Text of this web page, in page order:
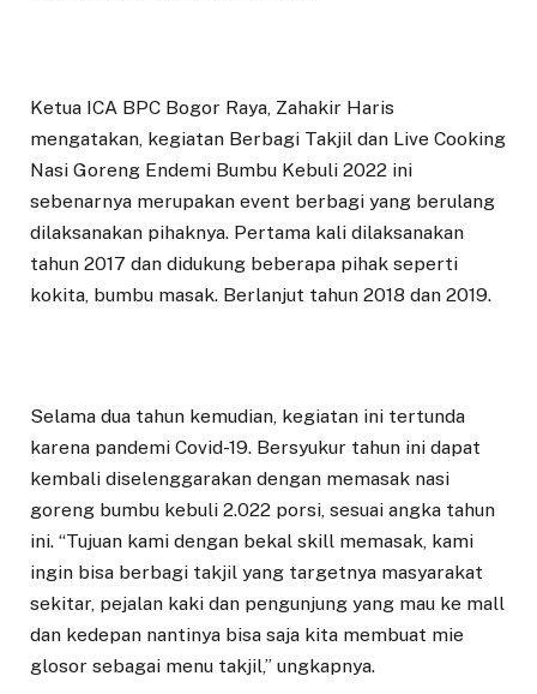
Ketua ICA BPC Bogor Raya, Zahakir Haris
mengatakan, kegiatan Berbagi Takjil dan Live Cooking
Nasi Goreng Endemi Bumbu Kebuli 2022 ini
sebenarnya merupakan event berbagi yang berulang
dilaksanakan pihaknya. Pertama kali dilaksanakan
tahun 2017 dan didukung beberapa pihak seperti
kokita, bumbu masak. Berlanjut tahun 2018 dan 2019.
Selama dua tahun kemudian, kegiatan ini tertunda
karena pandemi Covid-19. Bersyukur tahun ini dapat
kembali diselenggarakan dengan memasak nasi
goreng bumbu kebuli 2.022 porsi, sesuai angka tahun
ini. “Tujuan kami dengan bekal skill memasak, kami
ingin bisa berbagi takjil yang targetnya masyarakat
sekitar, pejalan kaki dan pengunjung yang mau ke mall
dan kedepan nantinya bisa saja kita membuat mie
glosor sebagai menu takjil,” ungkapnya.